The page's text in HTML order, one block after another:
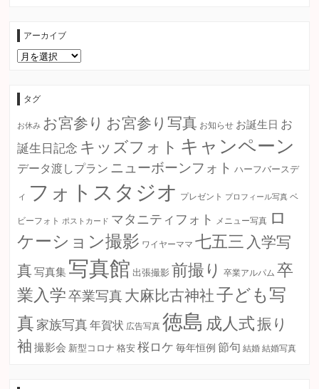
アーカイブ
ア
ー
タグ
お休み お宮参り お宮参り写真 お知らせ お誕生日 お
誕生日記念 キッズフォト キャンペーン
データ渡しプラン ニューボーンフォト ハーフバースデ
ィ フォトスタジオ プレゼント プロフィール写真 ベ
ビーフォト ポストカード マタニティフォト メニュー写真 ロ
ケーション撮影 ワイヤーママ 七五三 入学写
真 写真集 写真館 出張撮影 前撮り 卒業アルパム 卒
業入学 卒業写真大麻比古神社子ども写
真 家族写真年賀状 広告写真 徳島 成人式振り
袖 撮影会 新型コロナ 格安 桜ロケ 毎年恒例 節句 結婚 結婚写真